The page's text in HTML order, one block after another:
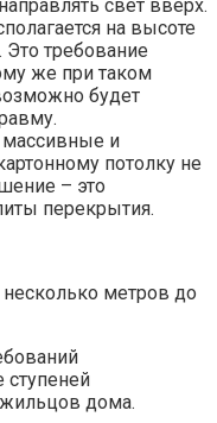
свет вверх.
на высоте
требование
же при таком
будет
массивные и
потолку не
– это
перекрытия.
метров до
дома.